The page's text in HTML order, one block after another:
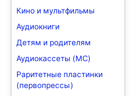
Кино и мультфильмы
Аудиокниги
Детям и родителям
Аудиокассеты (MC)
Раритетные пластинки
(первопрессы)